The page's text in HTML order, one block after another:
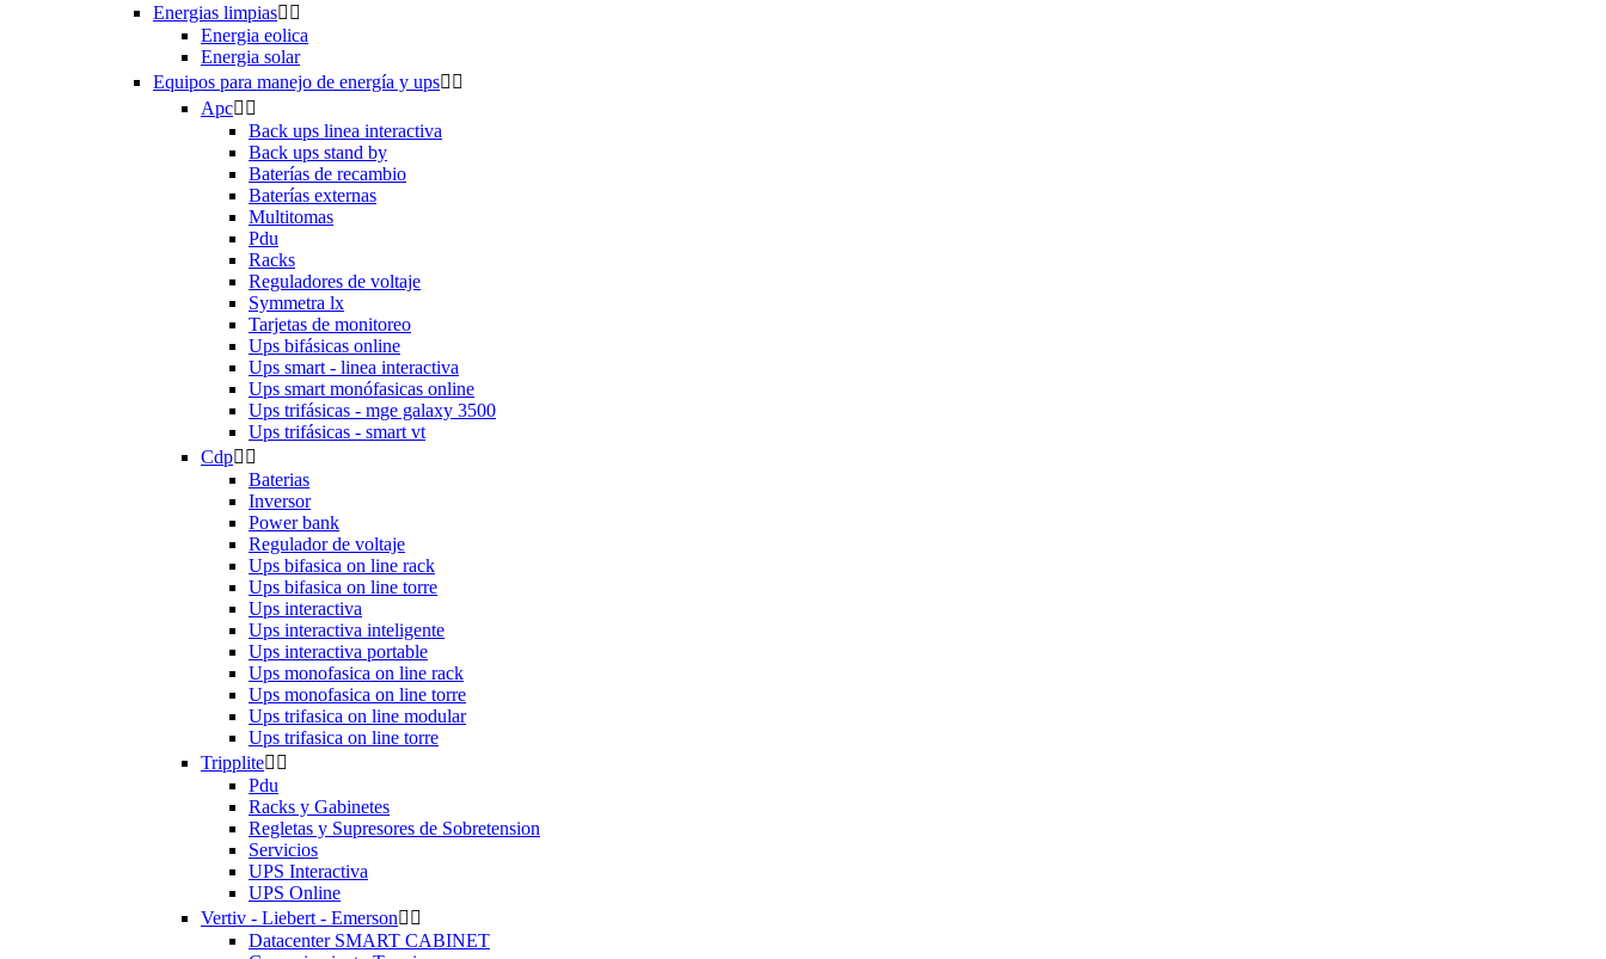
Energias limpias 
Energia eolica
Energia solar
Equipos para manejo de energía y ups 
Apc 
Back ups linea interactiva
Back ups stand by
Baterías de recambio
Baterías externas
Multitomas
Pdu
Racks
Reguladores de voltaje
Symmetra lx
Tarjetas de monitoreo
Ups bifásicas online
Ups smart - linea interactiva
Ups smart monófasicas online
Ups trifásicas - mge galaxy 3500
Ups trifásicas - smart vt
Cdp 
Baterias
Inversor
Power bank
Regulador de voltaje
Ups bifasica on line rack
Ups bifasica on line torre
Ups interactiva
Ups interactiva inteligente
Ups interactiva portable
Ups monofasica on line rack
Ups monofasica on line torre
Ups trifasica on line modular
Ups trifasica on line torre
Tripplite 
Pdu
Racks y Gabinetes
Regletas y Supresores de Sobretension
Servicios
UPS Interactiva
UPS Online
Vertiv - Liebert - Emerson 
Datacenter SMART CABINET